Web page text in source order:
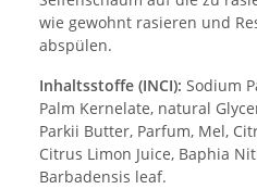
wie gewohnt rasieren und
abspülen.
Inhaltsstoffe (INCI): Sodium
Palm Kernelate, natural
Parkii Butter, Parfum, Mel,
Citrus Limon Juice, Baphia
Barbadensis leaf.